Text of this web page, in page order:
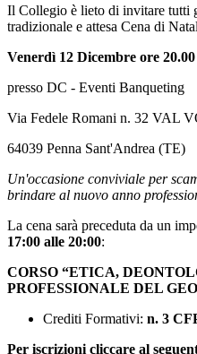
Il Collegio è lieto di invitare tutti
tradizionale e attesa Cena di
Venerdì 12 Dicembre ore 20.00
presso DC - Eventi Banqueting
Via Fedele Romani n. 32 VAL
64039 Penna Sant'Andrea (TE)
Un'occasione conviviale per
brindare al nuovo anno
La cena sarà preceduta da un
17:00 alle 20:00:
CORSO “ETICA,
PROFESSIONALE DEL
Crediti Formativi: n. 3
Per iscrizioni cliccare al